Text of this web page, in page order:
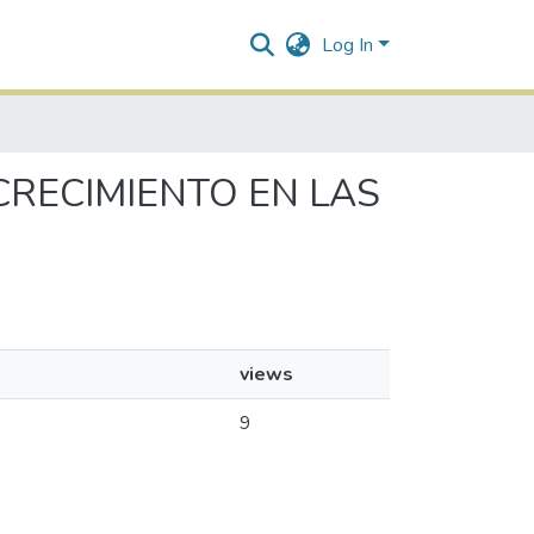
Log In
EN LAS
views
9